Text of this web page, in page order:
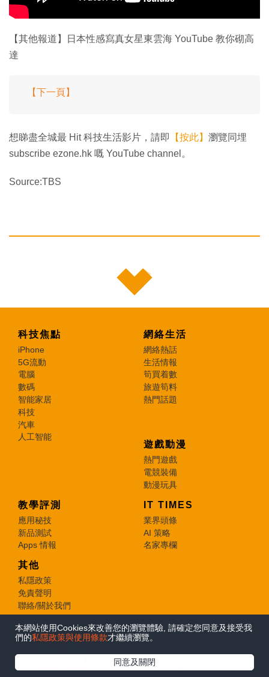
本網站使用Cookies來改善您的瀏覽體驗, 請確定您同意及接受我
們的私隱政策與使用條款才繼續瀏覽。
同意及關閉
【其他報道】日本性感寫真女星東雲海 YouTube 教你砌高
達
【下一頁】
想睇盡全城最 Hit 科技生活影片，請即 【按此】 瀏覽同埋
subscribe ezone.hk 嘅 YouTube channel。
Source:TBS
科技焦點
iPhone
5G流動
電腦
數碼
智能家居
科技
汽車
人工智能
網絡生活
網絡熱話
生活情報
筍買着數
旅遊筍料
熱門話題
遊戲動漫
熱門遊戲
電競裝備
動漫玩具
教學評測
應用秘技
新品測試
Apps 情報
IT TIMES
業界頭條
AI 策略
名家專欄
其他
私隱政策
免責聲明
聯絡/關於我們
© 2026 e-zone. All Rights Reserved.